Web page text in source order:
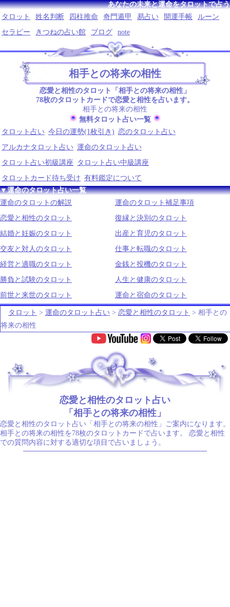
あなたの未来と運命をタロットで占う
タロット
姓名判断 四柱推命 奇門遁甲 易占い 開運手帳
ルーン
セラピー
きつねの占い館 ブログ note
相手との将来の相性
恋愛と相性のタロット「相手との将来の相性」
78枚のタロットカードで恋愛と相性を占います。
相手との将来の相性
無料タロット占い一覧
タロット占い 今日の運勢(1枚引き) 恋のタロット占い
アルカナタロット占い 運命のタロット占い
タロット占い初級講座
タロット占い中級講座
タロットカード待ち受け 有料鑑定について
▼運命のタロット占い一覧
運命のタロットの解説
運命のタロット補足事項
恋愛と相性のタロット
復縁と決別のタロット
結婚と妊娠のタロット
出産と育児のタロット
交友と対人のタロット
仕事と転職のタロット
経営と適職のタロット
金銭と投機のタロット
勝負と試験のタロット
人生と健康のタロット
前世と来世のタロット
運命と宿命のタロット
タロット > 運命のタロット占い > 恋愛と相性のタロット > 相手との
将来の相性
.
恋愛と相性のタロット占い
「相手との将来の相性」
恋愛と相性のタロット占い「相手との将来の相性」ご案内になります。
相手との将来の相性を78枚のタロットカードで占います。 恋愛と相性
での質問内容に対する適切な項目で占いましょう。